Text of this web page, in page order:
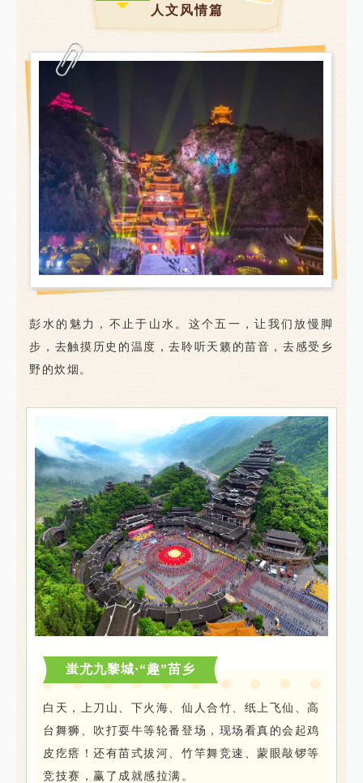
人文风情篇
彭水的魅力，不止于山水。这个五一，让我们放慢脚
步，去触摸历史的温度，去聆听天籁的苗音，去感受乡
野的炊烟。
蚩尤九黎城·“趣”苗乡
白天，上刀山、下火海、仙人合竹、纸上飞仙、高
台舞狮、吹打耍牛等轮番登场，现场看真的会起鸡
皮疙瘩！还有苗式拔河、竹竿舞竞速、蒙眼敲锣等
竞技赛，赢了成就感拉满。